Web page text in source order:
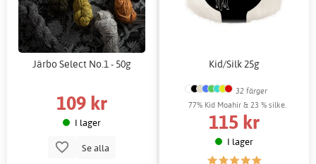
Järbo Select No.1 - 50g
109 kr
I lager
Se alla
Kid/Silk 25g
32 färger
77% Kid Moahir & 23 % silke.
115 kr
I lager